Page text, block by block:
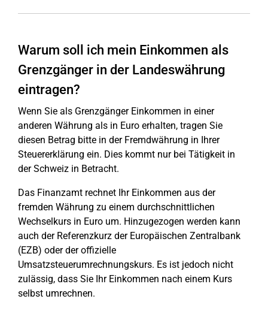
Warum soll ich mein Einkommen als
Grenzgänger in der Landeswährung
eintragen?
Wenn Sie als Grenzgänger Einkommen in einer
anderen Währung als in Euro erhalten, tragen Sie
diesen Betrag bitte in der Fremdwährung in Ihrer
Steuererklärung ein. Dies kommt nur bei Tätigkeit in
der Schweiz in Betracht.
Das Finanzamt rechnet Ihr Einkommen aus der
fremden Währung zu einem durchschnittlichen
Wechselkurs in Euro um. Hinzugezogen werden kann
auch der Referenzkurz der Europäischen Zentralbank
(EZB) oder der offizielle
Umsatzsteuerumrechnungskurs. Es ist jedoch nicht
zulässig, dass Sie Ihr Einkommen nach einem Kurs
selbst umrechnen.